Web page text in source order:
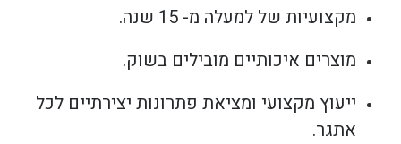
מקצועיות של למעלה מ- 15 שנה.
מוצרים איכותיים מובילים בשוק.
ייעוץ מקצועי ומציאת פתרונות יצירתיים לכל
אתגר.